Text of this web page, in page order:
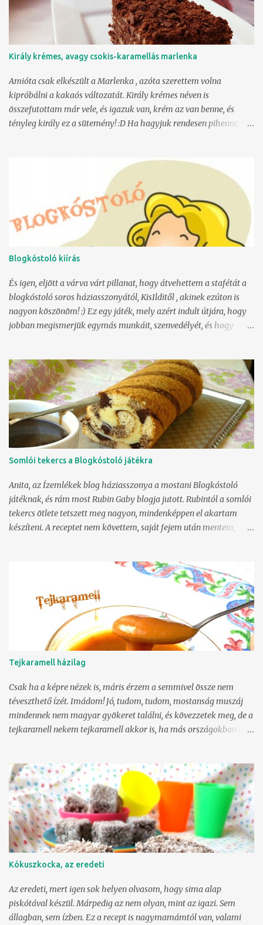
Király krémes, avagy csokis-karamellás marlenka
Amióta csak elkészült a Marlenka , azóta szerettem volna
kipróbálni a kakaós változatát. Király krémes néven is
összefutottam már vele, és igazuk van, krém az van benne, és
tényleg király ez a sütemény! :D Ha hagyjuk rendesen pihenni,
Hmm... Igaz, hosszas, macerás meló, de valamit valamiért, nem?
Lássuk. Tészta 550 g liszt 2 púpos evőkanál holland kakaó (vagy 4
evőkanál sima) 100 g vaj (vaj! nem margarin!) 2 evőkanál méz 2
nagy tojás 250 g cukor 1 evőkanál szódabikarbóna 1 teáskanál
ecet (tejföl, ha kell) Krém 1 adag dulce de leche (tejkaramell krém,
azaz házi sűrített tejes karamell) 200 g vaj (szintén nem
margarin) 1 tasak vaníliás pudingpor (40 g) 2,5 dl tej konyak A
karamellkrémmel kezdjük, az szépen elfődigél, amíg a lapokat
sütjük. A tésztához először lábosban összemelegítjük a cukrot,
szódabikarbónát...
Blogkóstoló kiírás
És igen, eljött a várva várt pillanat, hogy átvehettem a stafétát a
blogkóstoló soros háziasszonyától, KisIlditől , akinek ezúton is
nagyon köszönöm! :) Ez egy játék, mely azért indult útjára, hogy
jobban megismerjük egymás munkáit, szenvedélyét, és hogy
csavarok megengedettek, hiszen mindenkinek más a szája íze,
ami megint csak pozitívum, így talán rávezetünk mindenkit, hogy
a recept nem kőbe vésett, bátran lehet megérzésünknek,
ízlésünknek engedve változtatni rajtuk. 2013. augusztus 22-éig
várom azon lelkes konyhatündérek jelentkezését, akik (szigorú
leszek!): rendelkeznek gasztro témájú, magyar nyelvű (legalább
az egyik nyelv magyar legyen, megkönnyítve a nem többnyelvű
játékosok dolgát) bloggal, minimum 50 ételrecept szerepel a
blogon, vállalják, hogy elkészítenek a kisorsolt párjuktól
minimum egy ételt, desszertet, határidőig el is küld...
Somlói tekercs a Blogkóstoló játékra
Anita, az Ízemlékek blog háziasszonya a mostani Blogkóstoló
játéknak, és rám most Rubin Gaby blogja jutott. Rubintól a somlói
tekercs ötlete tetszett meg nagyon, mindenképpen el akartam
készíteni. A receptet nem követtem, saját fejem után mentem,
sűrűbben csíkos tésztát kaptam. 6 tojás szétválasztva 120 g
kristálycukor 120 g liszt 1 tasak sütőpor 1 teáskanál reszelt
citromhéj 50 g darált dió 20 g kakaó (holland) A fehérjét a cukor
felével és egy csipet sóval verjük kemény habbá. A sárgáját a
másik fele cukorral keverjük habosra a citromhéjjal, majd lazán
forgassuk össze a liszttel és sütőporral, gyengéden adjuk hozzá a
habot. vegyük háromfelé, egyik marad sima, másikba forgassuk a
diót, harmadikba a kakaót. Külön-külön töltsük nejlontasakba,
csomózzuk el a száját, vágjuk le a sarkát. Sütőpapírral bélelt
gáztepsibe sűr...
Tejkaramell házilag
Csak ha a képre nézek is, máris érzem a semmivel össze nem
téveszthető ízét. Imádom! Jó, tudom, tudom, mostanság muszáj
mindennek nem magyar gyökeret találni, és kövezzetek meg, de a
tejkaramell nekem tejkaramell akkor is, ha más országokban is
mondjuk úgy sokkal csinosabban csengő neve van: dulce de leche.
Ami édes tejet jelent... azaz semmi tulajdonnév, vagy
lefordíthatatlan szójáték, netán tájegység nem ragaszkodik
ahhoz, hogy ne hívhassam a saját nevén. Tejkaramella akkor lesz
(tehát plusz egy "a"), ha teljesen megdermedve, szikkasztva, kis
kockákra vágva kerül tálalásra. Hogy hogy akadtam rá? ITT
olvastam először arról, hogyan ne vadásszak dobozos
konzervtejre, sem ne vegyek horroráron tejporos, bűnédes
tubusost. Hisz meg tudom csinálni én is! :) A fenti kép az ő receptjét
hozza hűen. Isteni finom. Igen, félúton járva (kb. 3...
Kókuszkocka, az eredeti
Az eredeti, mert igen sok helyen olvasom, hogy sima alap
piskótával készül. Márpedig az nem olyan, mint az igazi. Sem
állagban, sem ízben. Ez a recept is nagymamámtól van, valami